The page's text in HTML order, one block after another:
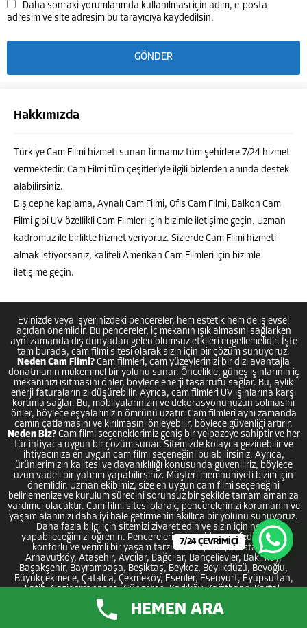
Daha sonraki yorumlarımda kullanılması için adım, e-posta
adresim ve site adresim bu tarayıcıya kaydedilsin.
Hakkımızda
Türkiye Cam Filmi hizmeti sunan firmamız tüm şehirlere 7/24 hizmet
vermektedir. Cam Filmi tüm çeşitleriyle ilgili bizlerden anında destek
alabilirsiniz.
Dış cephe kaplama, Aynalı Cam Filmi, Ofis Cam Filmi, Balkon Cam
Filmi gibi UV özellikli Cam Filmleri için bizimle iletişime geçin. Uzman
kadromuz ile birlikte hizmet veriyoruz. Sizlerde Cam Filmi hizmeti
almak istiyorsanız, kaliteli Amerikan Cam Filmleri için bizimle
iletişime geçin.
Evinizde veya işyerinizdeki pencereler, hem estetik hem de işlevsel
açıdan önemlidir. Bu pencereler, iç mekanın ışık almasını sağlarken
aynı zamanda dış dünyadan gelen olumsuz etkileri engellemelidir. İşte
tam burada, cam filmi sitesi olarak sizin için bir çözüm sunuyoruz.
Neden Cam Filmi? Cam filmleri, cam yüzeylerinizi bir dizi avantajla
donatmanın mükemmel bir yolunu sunar. Öncelikle, güneş ışınlarının iç
mekanınızı ısıtmasını önler, böylece enerji tasarrufu sağlar. Bu, aylık
enerji faturalarınızı düşürebilir. Ayrıca, cam filmleri UV ışınlarına karşı
koruma sağlar. Bu, mobilyalarınızın ve dekorasyonunuzun solmasını
önler, böylece eşyalarınızın ömrünü uzatır. Cam filmleri aynı zamanda
camın çatlamasını ve kırılmasını önleyebilir, böylece güvenliği artırır.
Neden Biz?Cam filmi seçeneklerimiz geniş bir yelpazeye sahiptir ve her
tür ihtiyaca uygun bir çözüm sunar. Sitemizde kolayca gezinebilir ve
ihtiyacınıza en uygun cam filmi seçeneğini bulabilirsiniz. Ayrıca,
ürünlerimizin kalitesi ve dayanıklılığı konusunda güveniliriz, böylece
uzun vadeli bir yatırım yapabilirsiniz. Müşteri memnuniyeti bizim için
önemlidir. Uzman ekibimiz, size en uygun cam filmi seçeneğini
belirlemenize ve kurulum sürecini sorunsuz bir şekilde tamamlamanıza
yardımcı olacaktır. Cam filmi sitesi olarak, pencerelerinizi korumanın ve
yaşam alanınızı daha iyi hale getirmenin akıllıca bir yolunu sunuyoruz.
Daha fazla bilgi için sitemizi ziyaret edin ve sizin için neler
yapabileceğimizi öğrenin. Pencerelerinizi yeniden keşfedin, daha
konforlu ve verimli bir yaşam tarzını deneyimleyin. İstanbul
Arnavutköy, Ataşehir, Avcılar, Bağcılar, Bahçelievler, Bakırköy,
Başakşehir, Bayrampaşa, Beşiktaş, Beykoz, Beylikdüzü, Beyoğlu,
Büyükçekmece, Çatalca, Çekmeköy, Esenler, Esenyurt, Eyüpsultan,
Fatih, Gaziosmanpaşa, Güngören, Kadıköy, Kağıthane, Kartal,
Küçükçekmece, Maltepe, Pendik tüm ilçelerine cam filmi hizmetimiz
vardır.
7/24 ÇEVRİMİÇİ
HEMEN ARA